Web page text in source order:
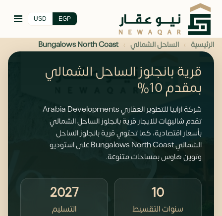
EGP
USD
الرئيسية › الساحل الشمالي ›
Bungalows North Coast
قرية بانجلوز الساحل الشمالي
بمقدم 10%
شركة ارابيا للتطوير العقاري Arabia Developments
تقدم شاليهات للايجار قرية بانجلوز الساحل الشمالي
بأسعار اقتصادية، كما تحتوي قرية بانجلوز الساحل
الشمالي Bungalows North Coast على استوديو
وتوين هاوس بمساحات متنوعة.
10
سنوات التقسيط
2027
التسليم